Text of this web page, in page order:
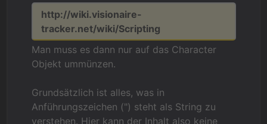
http://wiki.visionaire-
tracker.net/wiki/Scripting
Man muss es dann nur auf das Character
Objekt ummünzen.
Grundsätzlich ist alles, was in
Anführungszeichen (") steht als String zu
verstehen. Hier kann der Inhalt also keine